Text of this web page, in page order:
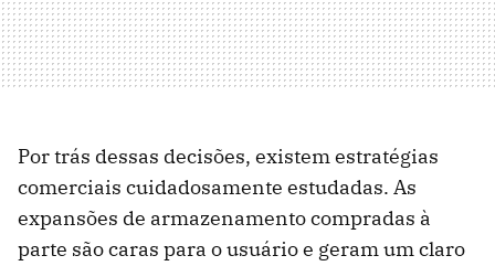
Por trás dessas decisões, existem estratégias
comerciais cuidadosamente estudadas. As
expansões de armazenamento compradas à
parte são caras para o usuário e geram um claro